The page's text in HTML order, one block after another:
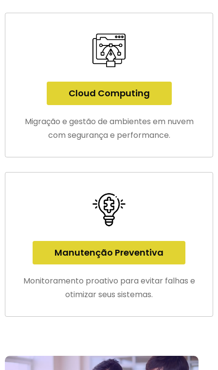
Cloud Computing
Migração e gestão de ambientes em nuvem
com segurança e performance.
Manutenção Preventiva
Monitoramento proativo para evitar falhas e
otimizar seus sistemas.